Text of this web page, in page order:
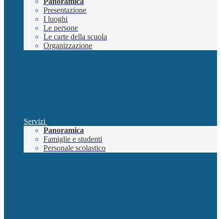
Presentazione
I luoghi
Le persone
Le carte della scuola
Organizzazione
Servizi
Panoramica
Famiglie e studenti
Personale scolastico